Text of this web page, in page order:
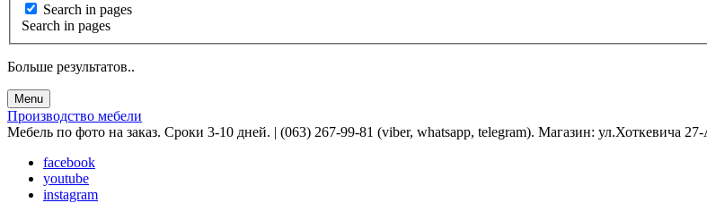
Search in pages
Search in pages
Больше результатов..
Menu
Производство мебели
Мебель по фото на заказ. Сроки 3-10 дней. | (063) 267-99-81 (viber, whatsapp, telegram). Магазин: ул.Хоткевича
facebook
youtube
instagram